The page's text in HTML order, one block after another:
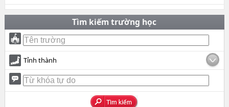
Tìm kiếm trường học
Tỉnh thành